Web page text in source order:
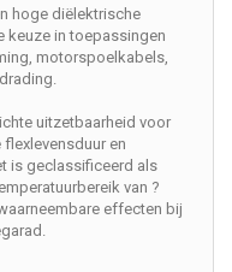
hoge diëlektrische
keuze in toepassingen
motorspoelkabels,
uitzetbaarheid voor
en
is geclassificeerd als
van ?
effecten bij